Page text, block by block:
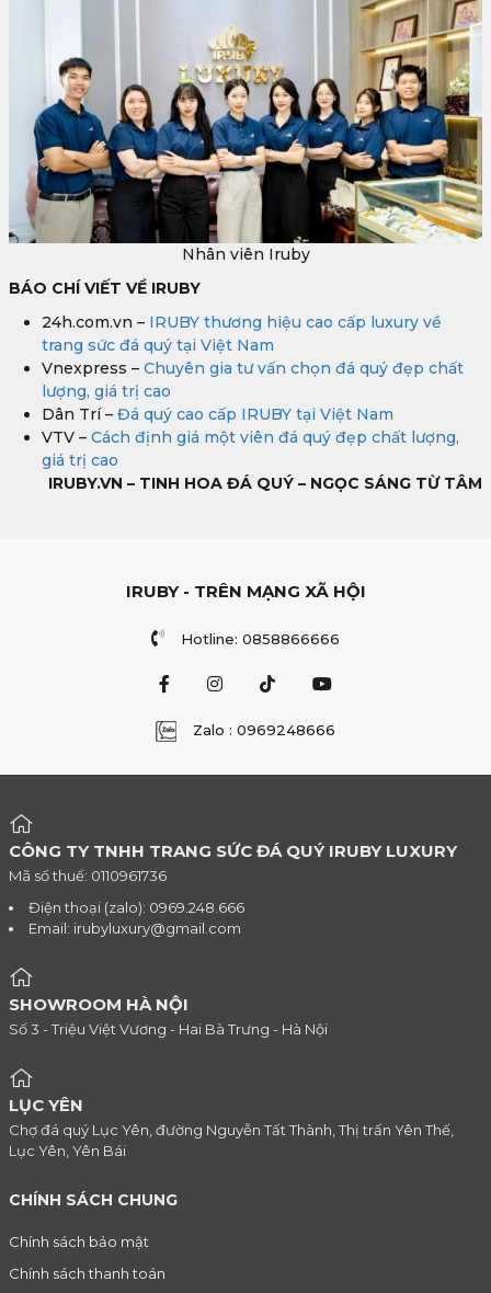
Nhân viên Iruby
BÁO CHÍ VIẾT VỀ IRUBY
24h.com.vn – IRUBY thương hiệu cao cấp luxury về
trang sức đá quý tại Việt Nam
Vnexpress – Chuyên gia tư vấn chọn đá quý đẹp chất
lượng, giá trị cao
Dân Trí – Đá quý cao cấp IRUBY tại Việt Nam
VTV – Cách định giá một viên đá quý đẹp chất lượng,
giá trị cao
IRUBY.VN – TINH HOA ĐÁ QUÝ – NGỌC SÁNG TỪ TÂM
IRUBY - TRÊN MẠNG XÃ HỘI
Hotline: 0858866666
Zalo : 0969248666
CÔNG TY TNHH TRANG SỨC ĐÁ QUÝ IRUBY LUXURY
Mã số thuế: 0110961736
Điện thoại (zalo): 0969.248.666
Email: irubyluxury@gmail.com
SHOWROOM HÀ NỘI
Số 3 - Triệu Việt Vương - Hai Bà Trưng - Hà Nội
LỤC YÊN
Chợ đá quý Lục Yên, đường Nguyễn Tất Thành, Thị trấn Yên Thế,
Lục Yên, Yên Bái
CHÍNH SÁCH CHUNG
Chính sách bảo mật
Chính sách thanh toán